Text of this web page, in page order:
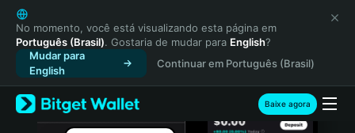
English
日本語
Tiếng Việt
Русский
Español (Latinoamérica)
Türkçe
Italiano
No momento, você está visualizando esta página em
Português (Brasil). Gostaria de mudar para English?
Mudar para
English
Continuar em Português (Brasil)
Baixe agora